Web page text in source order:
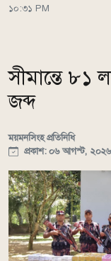
১০:৩১ PM
সীমান্তে ৮১
জব্দ
ময়মনসিংহ প্রতিনিধি
প্রকাশ: ০৬ আগস্ট,